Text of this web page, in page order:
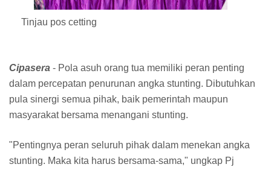
Tinjau pos cetting
Cipasera - Pola asuh orang tua memiliki peran penting
dalam percepatan penurunan angka stunting. Dibutuhkan
pula sinergi semua pihak, baik pemerintah maupun
masyarakat bersama menangani stunting.
"Pentingnya peran seluruh pihak dalam menekan angka
stunting. Maka kita harus bersama-sama," ungkap Pj